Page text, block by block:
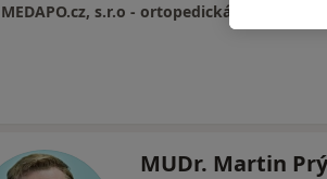
MUDr. Martin